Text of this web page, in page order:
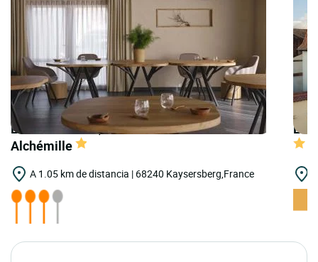
LOGIS HOTELS | Teritoria Restaurant
Alchémille
A 1.05 km de distancia | 68240 Kaysersberg,France